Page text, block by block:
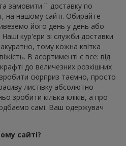
замовити її доставку по
нашому сайті. Обирайте
його день у день або
кур'єри зі служби доставки
тому кожна квітка
В асортименті є все: від
крафті до величезних розкішних
сюрприз таємно, просто
листівку абсолютно
зробити кілька кліків, а про
самі. Ваш одержувач
сайті?